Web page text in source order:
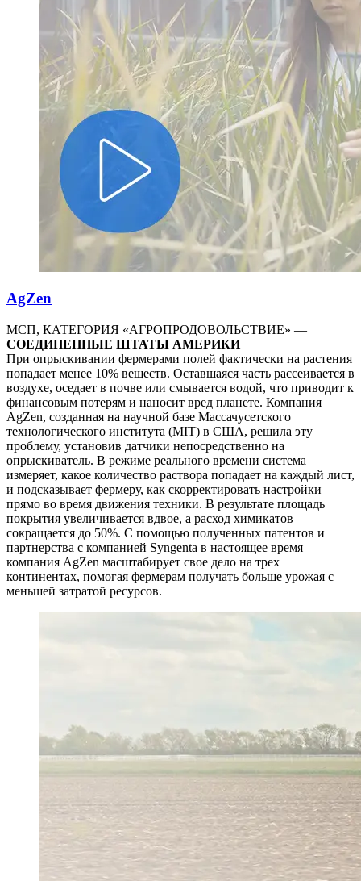
AgZen
МСП, КАТЕГОРИЯ «АГРОПРОДОВОЛЬСТВИЕ» —
СОЕДИНЕННЫЕ ШТАТЫ АМЕРИКИ
При опрыскивании фермерами полей фактически на растения
попадает менее 10% веществ. Оставшаяся часть рассеивается в
воздухе, оседает в почве или смывается водой, что приводит к
финансовым потерям и наносит вред планете. Компания
AgZen, созданная на научной базе Массачусетского
технологического института (MIT) в США, решила эту
проблему, установив датчики непосредственно на
опрыскиватель. В режиме реального времени система
измеряет, какое количество раствора попадает на каждый лист,
и подсказывает фермеру, как скорректировать настройки
прямо во время движения техники. В результате площадь
покрытия увеличивается вдвое, а расход химикатов
сокращается до 50%. С помощью полученных патентов и
партнерства с компанией Syngenta в настоящее время
компания AgZen масштабирует свое дело на трех
континентах, помогая фермерам получать больше урожая с
меньшей затратой ресурсов.